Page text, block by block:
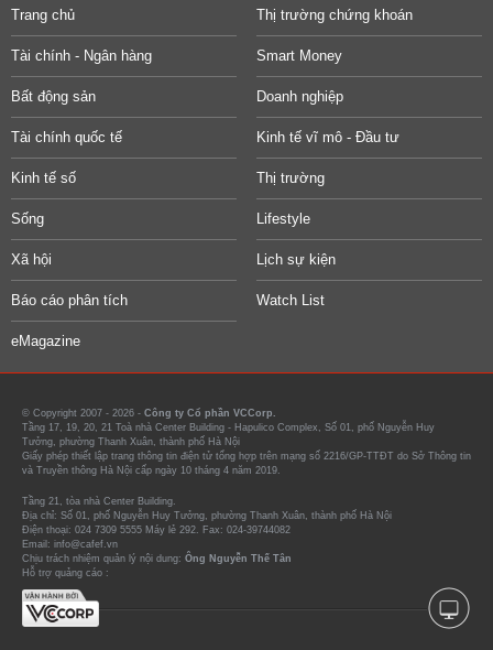
Trang chủ Thị trường chứng khoán
Tài chính - Ngân hàng Smart Money
Bất động sản Doanh nghiệp
Tài chính quốc tế Kinh tế vĩ mô - Đầu tư
Kinh tế số Thị trường
Sống Lifestyle
Xã hội Lịch sự kiện
Báo cáo phân tích Watch List
eMagazine
© Copyright 2007 - 2026 - Công ty Cổ phần VCCorp.
Tầng 17, 19, 20, 21 Toà nhà Center Building - Hapulico Complex, Số 01, phố Nguyễn Huy
Tưởng, phường Thanh Xuân, thành phố Hà Nội
Giấy phép thiết lập trang thông tin điện tử tổng hợp trên mạng số 2216/GP-TTĐT do Sở Thông tin
và Truyền thông Hà Nội cấp ngày 10 tháng 4 năm 2019.
Tầng 21, tòa nhà Center Building.
Địa chỉ: Số 01, phố Nguyễn Huy Tưởng, phường Thanh Xuân, thành phố Hà Nội
Điện thoại: 024 7309 5555 Máy lẻ 292. Fax: 024-39744082
Email: info@cafef.vn
Chịu trách nhiệm quản lý nội dung: Ông Nguyễn Thế Tân
Hỗ trợ quảng cáo :